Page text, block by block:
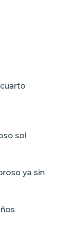
sol
ya sin